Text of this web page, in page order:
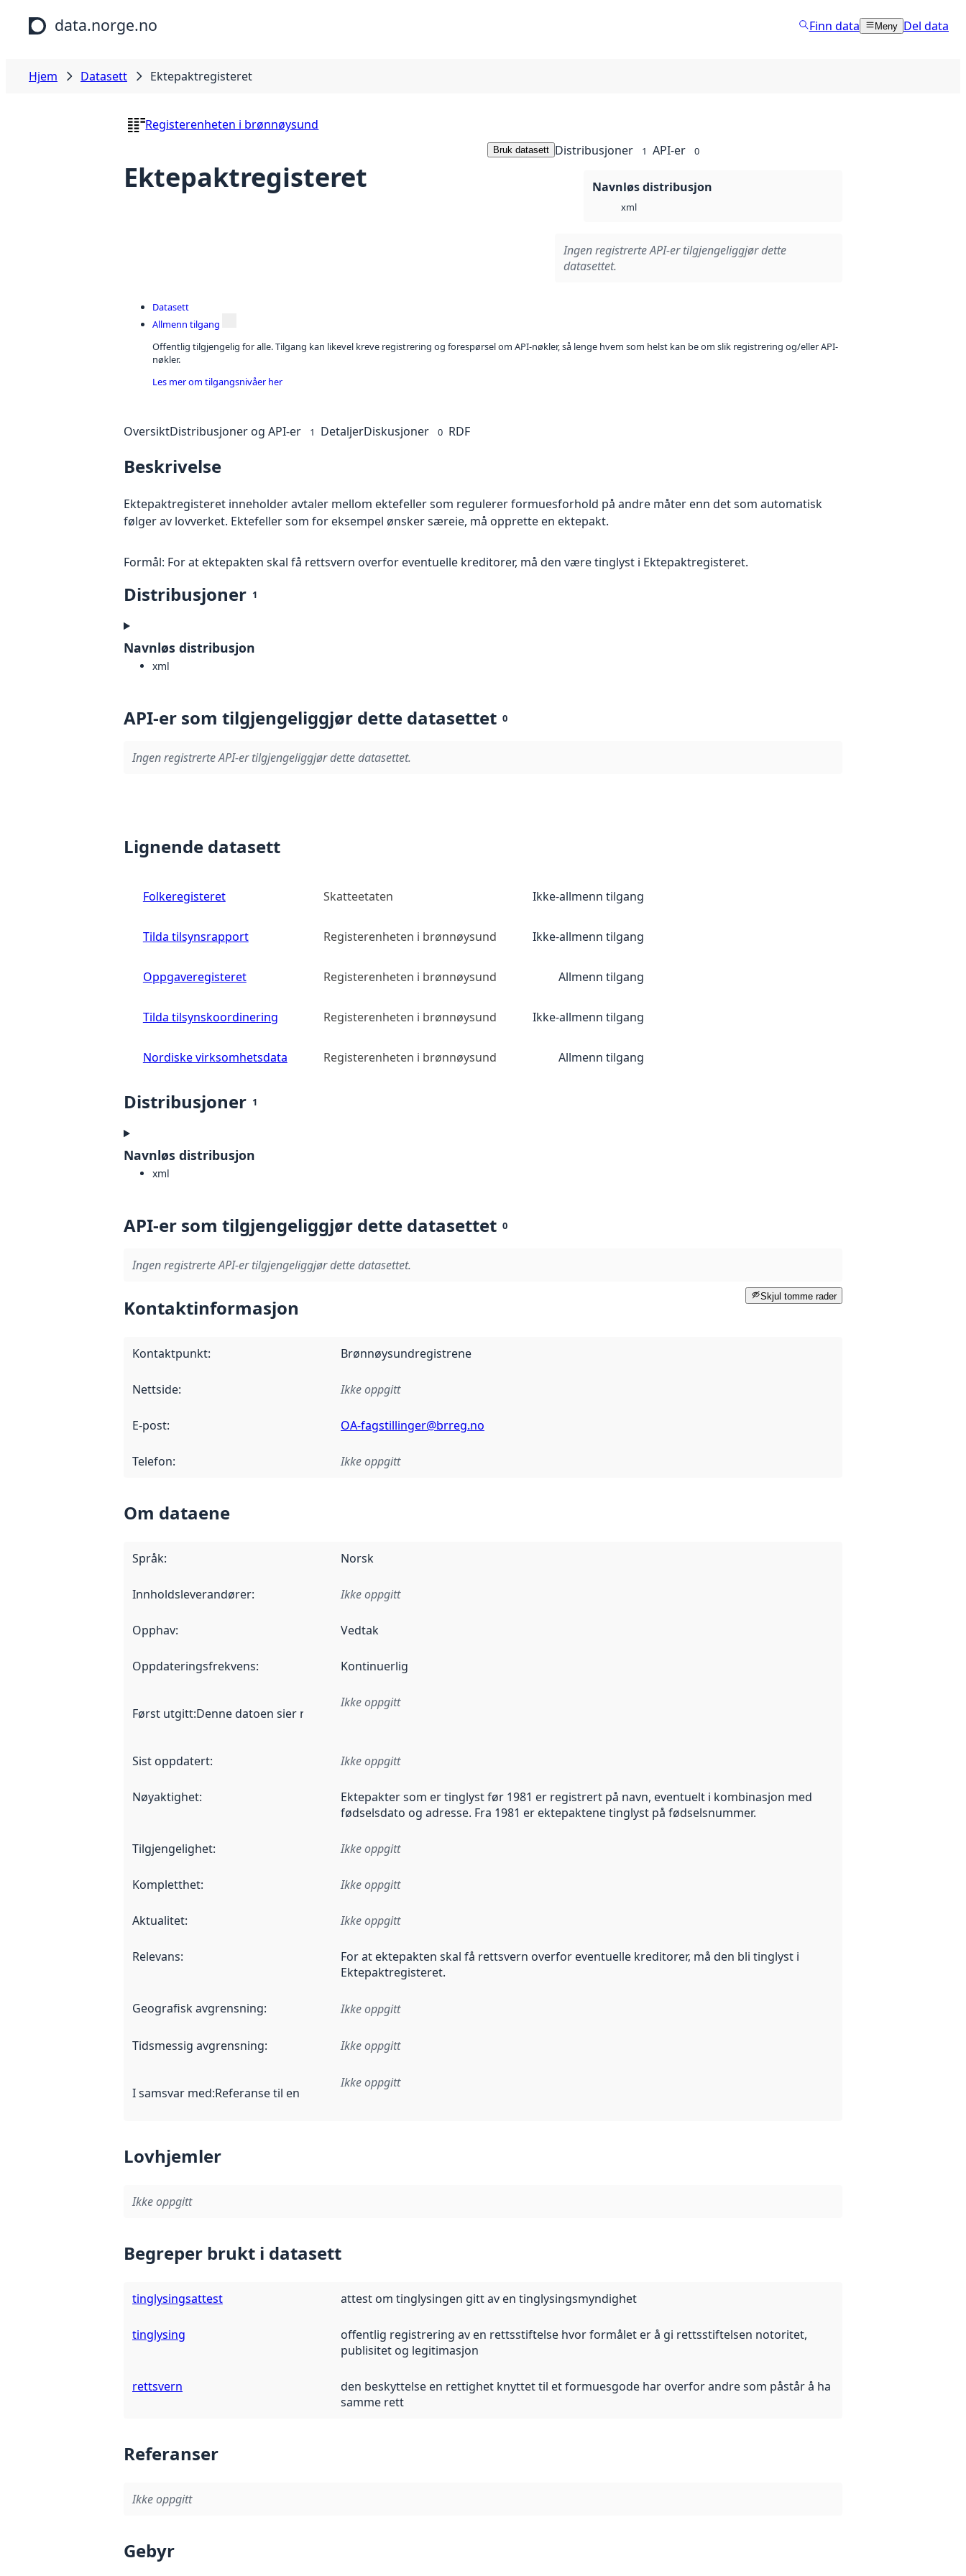
Hopp til hovedinnhold
data.norge.no Finn data Meny Del data
Hjem Datasett Ektepaktregisteret
Registerenheten i brønnøysund
Ektepaktregisteret
Bruk datasett Distribusjoner 1 API-er 0
Navnløs distribusjon
xml
Ingen registrerte API-er tilgjengeliggjør dette
datasettet.
Datasett
Allmenn tilgang
Offentlig tilgjengelig for alle. Tilgang kan likevel kreve registrering og forespørsel om API-nøkler, så lenge hvem som helst kan be om slik registrering og/eller API-
nøkler.
Les mer om tilgangsnivåer her
OversiktDistribusjoner og API-er 1 DetaljerDiskusjoner 0 RDF
Beskrivelse
Ektepaktregisteret inneholder avtaler mellom ektefeller som regulerer formuesforhold på andre måter enn det som automatisk
følger av lovverket. Ektefeller som for eksempel ønsker særeie, må opprette en ektepakt.
Formål: For at ektepakten skal få rettsvern overfor eventuelle kreditorer, må den være tinglyst i Ektepaktregisteret.
Distribusjoner 1
Navnløs distribusjon
xml
API-er som tilgjengeliggjør dette datasettet 0
Ingen registrerte API-er tilgjengeliggjør dette datasettet.
Lignende datasett
Folkeregisteret Skatteetaten Ikke-allmenn tilgang
Tilda tilsynsrapport Registerenheten i brønnøysund Ikke-allmenn tilgang
Oppgaveregisteret Registerenheten i brønnøysund Allmenn tilgang
Tilda tilsynskoordinering Registerenheten i brønnøysund Ikke-allmenn tilgang
Nordiske virksomhetsdata Registerenheten i brønnøysund Allmenn tilgang
Distribusjoner 1
Navnløs distribusjon
xml
API-er som tilgjengeliggjør dette datasettet 0
Ingen registrerte API-er tilgjengeliggjør dette datasettet.
Skjul tomme rader
Kontaktinformasjon
Kontaktpunkt: Brønnøysundregistrene
Nettside: Ikke oppgitt
E-post: OA-fagstillinger@brreg.no
Telefon: Ikke oppgitt
Om dataene
Språk: Norsk
Innholdsleverandører: Ikke oppgitt
Opphav: Vedtak
Oppdateringsfrekvens: Kontinuerlig
Først utgitt:Denne datoen sier når dataene i dette datasettet første gang ble utgitt. Det kan ha skjedd før datasettet ble publisert på data.norge.no.
Ikke oppgitt
Sist oppdatert: Ikke oppgitt
Nøyaktighet:
Ektepakter som er tinglyst før 1981 er registrert på navn, eventuelt i kombinasjon med
fødselsdato og adresse. Fra 1981 er ektepaktene tinglyst på fødselsnummer.
Tilgjengelighet: Ikke oppgitt
Kompletthet: Ikke oppgitt
Aktualitet: Ikke oppgitt
Relevans:
For at ektepakten skal få rettsvern overfor eventuelle kreditorer, må den bli tinglyst i
Ektepaktregisteret.
Geografisk avgrensning: Ikke oppgitt
Tidsmessig avgrensning: Ikke oppgitt
I samsvar med:Referanse til en implementasjonsregel eller annen spesifikasjon, som ligger til grunn for opprettelsen av datasettet.
Ikke oppgitt
Lovhjemler
Ikke oppgitt
Begreper brukt i datasett
tinglysingsattest attest om tinglysingen gitt av en tinglysingsmyndighet
tinglysing
offentlig registrering av en rettsstiftelse hvor formålet er å gi rettsstiftelsen notoritet,
publisitet og legitimasjon
rettsvern
den beskyttelse en rettighet knyttet til et formuesgode har overfor andre som påstår å ha
samme rett
Referanser
Ikke oppgitt
Gebyr